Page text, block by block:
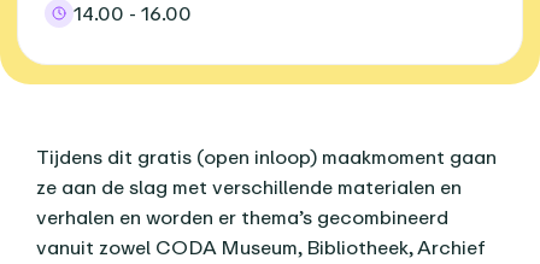
14.00 - 16.00
Over dit agenda-item
Tijdens dit gratis (open inloop) maakmoment gaan
ze aan de slag met verschillende materialen en
verhalen en worden er thema’s gecombineerd
vanuit zowel CODA Museum, Bibliotheek, Archief